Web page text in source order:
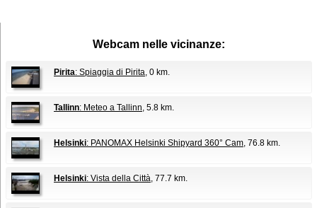
Webcam nelle vicinanze:
Pirita: Spiaggia di Pirita, 0 km.
Tallinn: Meteo a Tallinn, 5.8 km.
Helsinki: PANOMAX Helsinki Shipyard 360° Cam, 76.8 km.
Helsinki: Vista della Città, 77.7 km.